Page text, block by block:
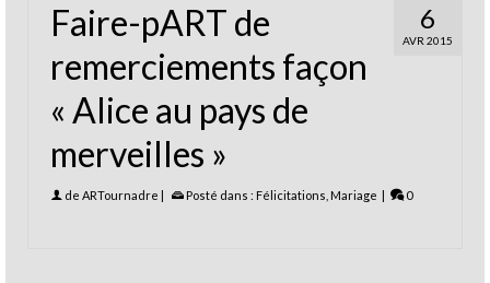
6
AVR 2015
Faire-pART de
remerciements façon
« Alice au pays de
merveilles »
de ARTournadre | Posté dans : Félicitations Mariage | 0